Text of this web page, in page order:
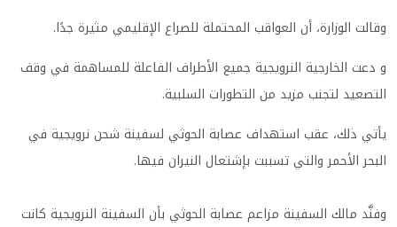
وقالت الوزارة، أن العواقب المحتملة للصراع الإقليمي مثيرة جدًا.
و دعت الخارجية النرويجية جميع الأطراف الفاعلة للمساهمة في وقف
التصعيد لتجنب مزيد من التطورات السلبية.
يأتي ذلك، عقب استهداف عصابة الحوثي لسفينة شحن نرويجية في
البحر الأحمر والتي تسببت بإشتعال النيران فيها.
وفنَّد مالك السفينة مزاعم عصابة الحوثي بأن السفينة النرويجية كانت